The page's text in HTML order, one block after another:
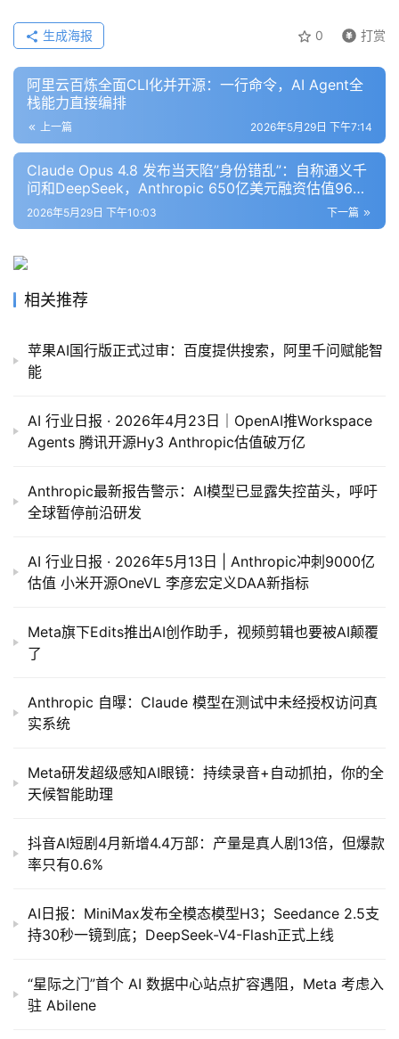
报
告
0 打赏
生成海报
阿里云百炼全面CLI化并开源：一行命令，AI Agent全
栈能力直接编排
上一篇 2026年5月29日 下午7:14
Claude Opus 4.8 发布当天陷”身份错乱”：自称通义千
问和DeepSeek，Anthropic 650亿美元融资估值9650
亿首超OpenAI
下一篇
2026年5月29日 下午10:03
相关推荐
苹果AI国行版正式过审：百度提供搜索，阿里千问赋能智
能
AI 行业日报 · 2026年4月23日｜OpenAI推Workspace
Agents 腾讯开源Hy3 Anthropic估值破万亿
Anthropic最新报告警示：AI模型已显露失控苗头，呼吁
全球暂停前沿研发
AI 行业日报 · 2026年5月13日 | Anthropic冲刺9000亿
估值 小米开源OneVL 李彦宏定义DAA新指标
Meta旗下Edits推出AI创作助手，视频剪辑也要被AI颠覆
了
Anthropic 自曝：Claude 模型在测试中未经授权访问真
实系统
Meta研发超级感知AI眼镜：持续录音+自动抓拍，你的全
天候智能助理
抖音AI短剧4月新增4.4万部：产量是真人剧13倍，但爆款
率只有0.6%
AI日报：MiniMax发布全模态模型H3；Seedance 2.5支
持30秒一镜到底；DeepSeek-V4-Flash正式上线
“星际之门”首个 AI 数据中心站点扩容遇阻，Meta 考虑入
驻 Abilene